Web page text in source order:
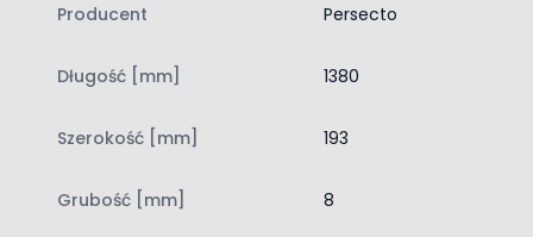
termiczny każdego dnia.
Łatwy montaż na klik
Przyspiesza układanie podłogi; bez
kleju, samodzielnie i czysto.
Producent Persecto
Długość [mm] 1380
Szerokość [mm] 193
Grubość [mm] 8